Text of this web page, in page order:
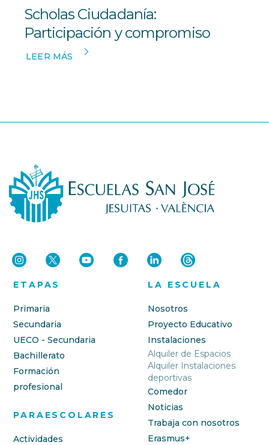
Scholas Ciudadanía:
Participación y compromiso
LEER MÁS
ETAPAS
Primaria
Secundaria
UECO - Secundaria
Bachillerato
Formación
profesional
PARAESCOLARES
Actividades
LA ESCUELA
Nosotros
Proyecto Educativo
Instalaciones
Alquiler de Espacios
Alquiler Instalaciones
deportivas
Comedor
Noticias
Trabaja con nosotros
Erasmus+